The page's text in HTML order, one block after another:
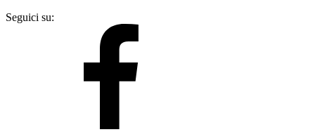
Seguici su: